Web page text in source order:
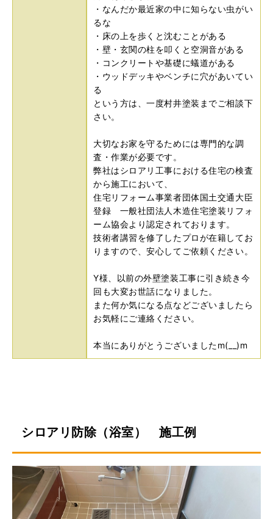
・なんだか最近家の中に知らない虫がい
るな
・床の上を歩くと沈むことがある
・壁・玄関の柱を叩くと空洞音がある
・コンクリートや基礎に蟻道がある
・ウッドデッキやベンチに穴があいてい
る
という方は、一度村井塗装までご相談下
さい。
大切なお家を守るためには専門的な調
査・作業が必要です。
弊社はシロアリ工事における住宅の検査
から施工において、
住宅リフォーム事業者団体国土交通大臣
登録 一般社団法人木造住宅塗装リフォ
ーム協会より認定されております。
技術者講習を修了したプロが在籍してお
りますので、安心してご依頼ください。
Y様、以前の外壁塗装工事に引き続き今
回も大変お世話になりました。
また何か気になる点などございましたら
お気軽にご連絡ください。
本当にありがとうございましたm(__)m
シロアリ防除（浴室） 施工例